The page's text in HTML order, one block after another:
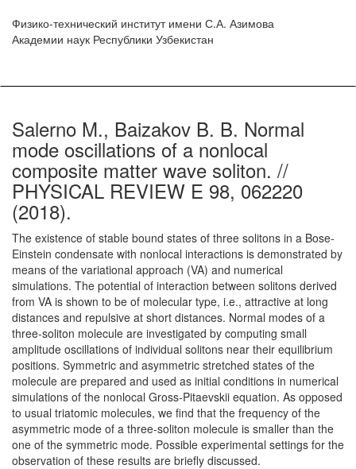
Физико-технический институт имени С.А. Азимова
Академии наук Республики Узбекистан
Salerno M., Baizakov B. B. Normal
mode oscillations of a nonlocal
composite matter wave soliton. //
PHYSICAL REVIEW E 98, 062220
(2018).
The existence of stable bound states of three solitons in a Bose-
Einstein condensate with nonlocal interactions is demonstrated by
means of the variational approach (VA) and numerical
simulations. The potential of interaction between solitons derived
from VA is shown to be of molecular type, i.e., attractive at long
distances and repulsive at short distances. Normal modes of a
three-soliton molecule are investigated by computing small
amplitude oscillations of individual solitons near their equilibrium
positions. Symmetric and asymmetric stretched states of the
molecule are prepared and used as initial conditions in numerical
simulations of the nonlocal Gross-Pitaevskii equation. As opposed
to usual triatomic molecules, we find that the frequency of the
asymmetric mode of a three-soliton molecule is smaller than the
one of the symmetric mode. Possible experimental settings for the
observation of these results are briefly discussed.